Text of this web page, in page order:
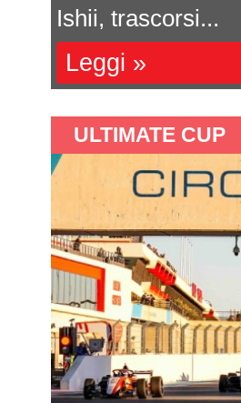
Ishii, trascorsi...
Leggi »
ULTIMATE CUP